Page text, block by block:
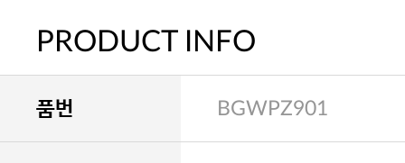
PRODUCT INFO
품번 BGWPZ901